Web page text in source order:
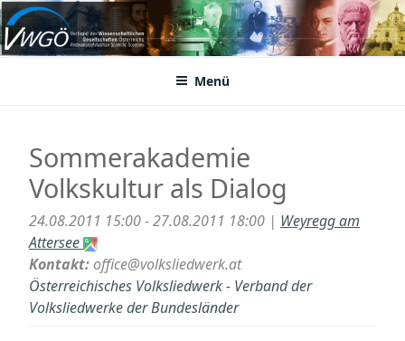
Zum
Inhalt
springenVWGÖ
Federation of Austrian Scientific Societies
Menü
Sommerakademie
Volkskultur als Dialog
24.08.2011 15:00 - 27.08.2011 18:00 | Weyregg am
Attersee
Kontakt:office@volksliedwerk.at
Österreichisches Volksliedwerk - Verband der
Volksliedwerke der Bundesländer